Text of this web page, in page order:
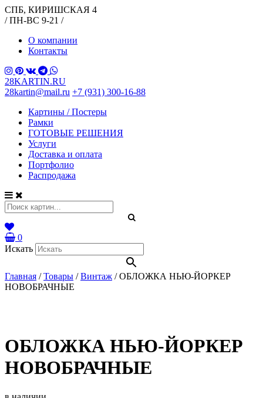
СПБ, КИРИШСКАЯ 4
/ ПН-ВС 9-21 /
О компании
Контакты
28KARTIN.RU
28kartin@mail.ru +7 (931) 300-16-88
Картины / Постеры
Рамки
ГОТОВЫЕ РЕШЕНИЯ
Услуги
Доставка и оплата
Портфолио
Распродажа
0
Искать
Главная /Товары /Винтаж /ОБЛОЖКА НЬЮ-ЙОРКЕР
НОВОБРАЧНЫЕ
ОБЛОЖКА НЬЮ-ЙОРКЕР
НОВОБРАЧНЫЕ